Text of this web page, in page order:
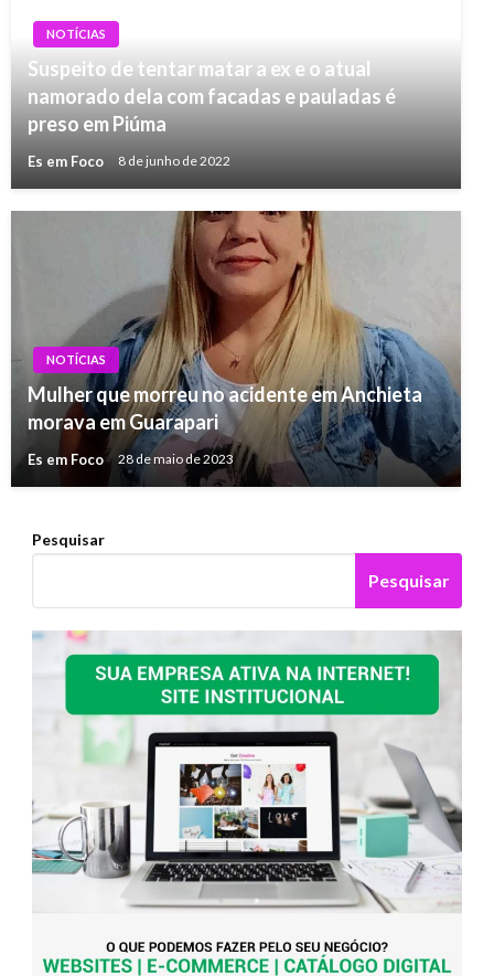
NOTÍCIAS
Suspeito de tentar matar a ex e o atual
namorado dela com facadas e pauladas é
preso em Piúma
Es em Foco 8 de junho de 2022
NOTÍCIAS
Mulher que morreu no acidente em Anchieta
morava em Guarapari
Es em Foco 28 de maio de 2023
Pesquisar
Pesquisar